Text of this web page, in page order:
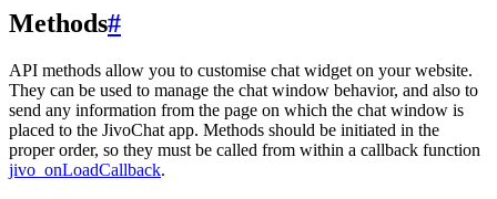
Methods#
API methods allow you to customise chat widget on your website.
They can be used to manage the chat window behavior, and also to
send any information from the page on which the chat window is
placed to the JivoChat app. Methods should be initiated in the
proper order, so they must be called from within a callback function
jivo_onLoadCallback.